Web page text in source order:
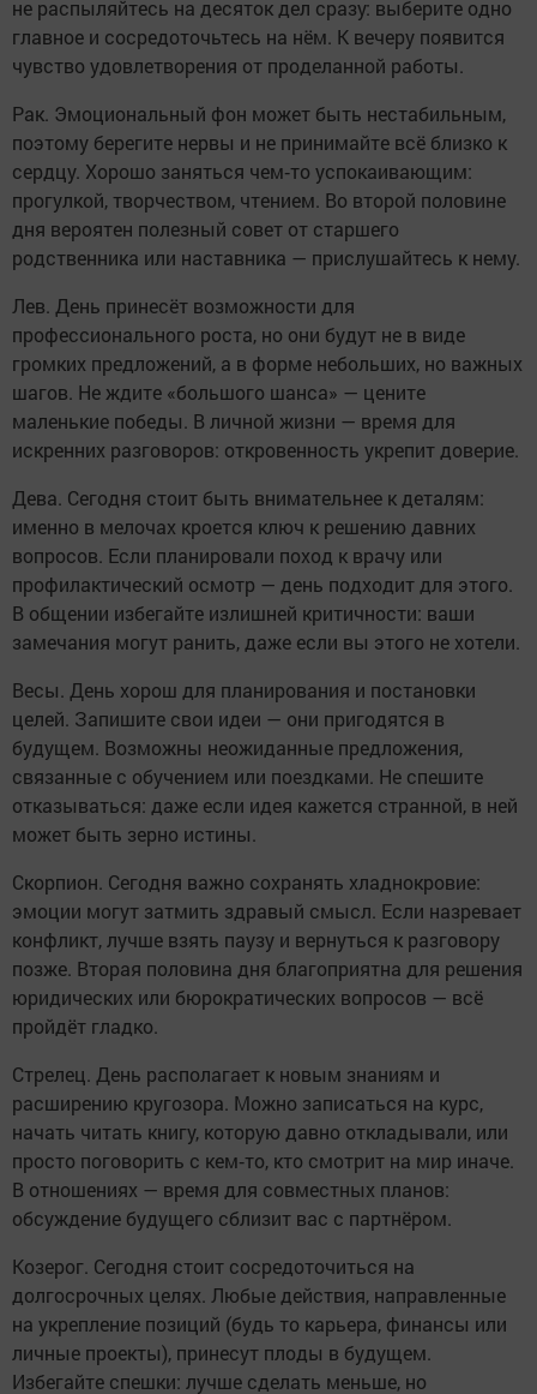
не распыляйтесь на десяток дел сразу: выберите одно
главное и сосредоточьтесь на нём. К вечеру появится
чувство удовлетворения от проделанной работы.
Рак. Эмоциональный фон может быть нестабильным,
поэтому берегите нервы и не принимайте всё близко к
сердцу. Хорошо заняться чем‑то успокаивающим:
прогулкой, творчеством, чтением. Во второй половине
дня вероятен полезный совет от старшего
родственника или наставника — прислушайтесь к нему.
Лев. День принесёт возможности для
профессионального роста, но они будут не в виде
громких предложений, а в форме небольших, но важных
шагов. Не ждите «большого шанса» — цените
маленькие победы. В личной жизни — время для
искренних разговоров: откровенность укрепит доверие.
Дева. Сегодня стоит быть внимательнее к деталям:
именно в мелочах кроется ключ к решению давних
вопросов. Если планировали поход к врачу или
профилактический осмотр — день подходит для этого.
В общении избегайте излишней критичности: ваши
замечания могут ранить, даже если вы этого не хотели.
Весы. День хорош для планирования и постановки
целей. Запишите свои идеи — они пригодятся в
будущем. Возможны неожиданные предложения,
связанные с обучением или поездками. Не спешите
отказываться: даже если идея кажется странной, в ней
может быть зерно истины.
Скорпион. Сегодня важно сохранять хладнокровие:
эмоции могут затмить здравый смысл. Если назревает
конфликт, лучше взять паузу и вернуться к разговору
позже. Вторая половина дня благоприятна для решения
юридических или бюрократических вопросов — всё
пройдёт гладко.
Стрелец. День располагает к новым знаниям и
расширению кругозора. Можно записаться на курс,
начать читать книгу, которую давно откладывали, или
просто поговорить с кем‑то, кто смотрит на мир иначе.
В отношениях — время для совместных планов:
обсуждение будущего сблизит вас с партнёром.
Козерог. Сегодня стоит сосредоточиться на
долгосрочных целях. Любые действия, направленные
на укрепление позиций (будь то карьера, финансы или
личные проекты), принесут плоды в будущем.
Избегайте спешки: лучше сделать меньше, но